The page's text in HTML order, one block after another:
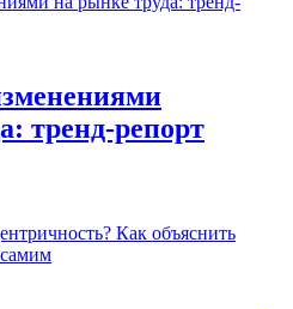
тренд-репорт